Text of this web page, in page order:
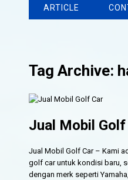
ARTICLE
Tag Archive:
Jual Mobil Golf
Jual Mobil Golf Car – Kami
golf car untuk kondisi baru,
dengan merk seperti